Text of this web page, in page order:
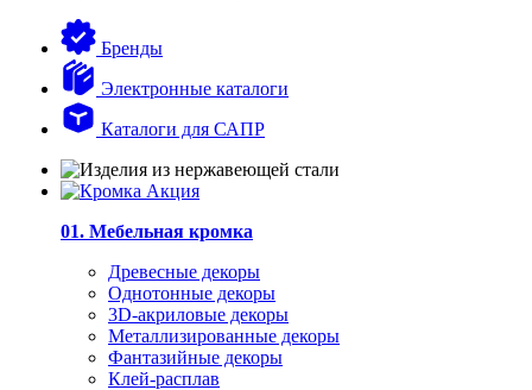
Бренды
Электронные каталоги
Каталоги для САПР
01. Мебельная кромка
Древесные декоры
Однотонные декоры
3D-акриловые декоры
Металлизированные декоры
Фантазийные декоры
Клей-расплав